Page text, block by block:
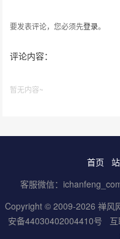
要发表评论，您必须先登录。
评论内容：
暂无内容~
首页
客服微信：
Copyright © 2009-2026 禅风
安备44030402004410号